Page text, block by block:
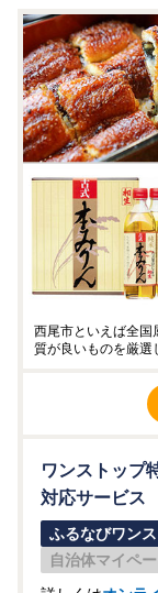
西尾市といえば全国
質が良いものを厳選
ワンストップ
対応サービス
ふるなびワン
自治体マイペ